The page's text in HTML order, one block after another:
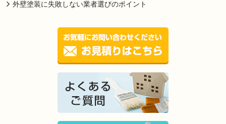
外壁塗装に失敗しない業者選びのポイント